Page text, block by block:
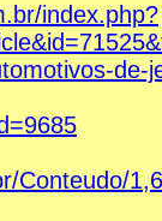
index.php?
de-
Conteudo/